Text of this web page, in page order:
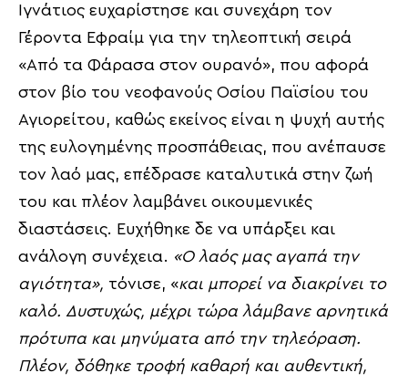
Ιγνάτιος ευχαρίστησε και συνεχάρη τον
Γέροντα Εφραίμ για την τηλεοπτική σειρά
«Από τα Φάρασα στον ουρανό», που αφορά
στον βίο του νεοφανούς Οσίου Παϊσίου του
Αγιορείτου, καθώς εκείνος είναι η ψυχή αυτής
της ευλογημένης προσπάθειας, που ανέπαυσε
τον λαό μας, επέδρασε καταλυτικά στην ζωή
του και πλέον λαμβάνει οικουμενικές
διαστάσεις. Ευχήθηκε δε να υπάρξει και
ανάλογη συνέχεια. «Ο λαός μας αγαπά την
αγιότητα», τόνισε, «και μπορεί να διακρίνει το
καλό. Δυστυχώς, μέχρι τώρα λάμβανε αρνητικά
πρότυπα και μηνύματα από την τηλεόραση.
Πλέον, δόθηκε τροφή καθαρή και αυθεντική,